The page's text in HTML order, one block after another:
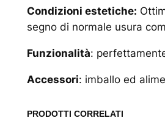
Condizioni estetiche:
segno di normale usura
Funzionalità:
Accessori: imballo ed
PRODOTTI CORRELATI